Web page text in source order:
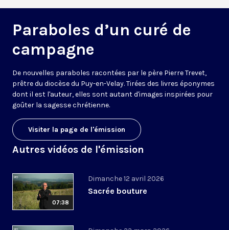
Paraboles d’un curé de
campagne
De nouvelles paraboles racontées par le père Pierre Trevet,
prêtre du diocèse du Puy-en-Velay. Tirées des livres éponymes
dont il est l'auteur, elles sont autant d'images inspirées pour
goûter la sagesse chrétienne.
Visiter la page de l'émission
Autres vidéos de l'émission
07:38
Dimanche 12 avril 2026
Sacrée bouture